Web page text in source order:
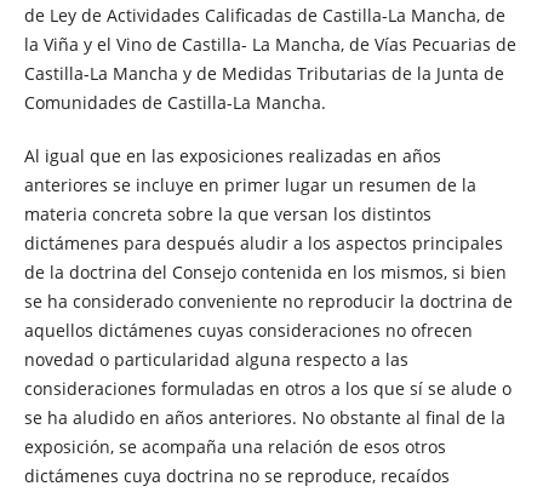
de Ley de Actividades Calificadas de Castilla-La Mancha, de
la Viña y el Vino de Castilla- La Mancha, de Vías Pecuarias de
Castilla-La Mancha y de Medidas Tributarias de la Junta de
Comunidades de Castilla-La Mancha.
Al igual que en las exposiciones realizadas en años
anteriores se incluye en primer lugar un resumen de la
materia concreta sobre la que versan los distintos
dictámenes para después aludir a los aspectos principales
de la doctrina del Consejo contenida en los mismos, si bien
se ha considerado conveniente no reproducir la doctrina de
aquellos dictámenes cuyas consideraciones no ofrecen
novedad o particularidad alguna respecto a las
consideraciones formuladas en otros a los que sí se alude o
se ha aludido en años anteriores. No obstante al final de la
exposición, se acompaña una relación de esos otros
dictámenes cuya doctrina no se reproduce, recaídos